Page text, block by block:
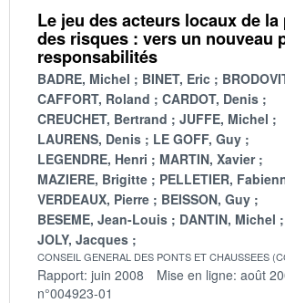
Le jeu des acteurs locaux de
des risques : vers un nouveau
responsabilités
BADRE, Michel BINET, Eric
CAFFORT, Roland
CARDOT, Denis
CREUCHET, Bertrand
JUFFE, Michel
LAURENS, Denis
LE GOFF, Guy
LEGENDRE, Henri
MARTIN, Xavier
MAZIERE, Brigitte
PELLETIER,
VERDEAUX, Pierre
BEISSON, Guy
BESEME, Jean-Louis
DANTIN, Michel
JOLY, Jacques
CONSEIL GENERAL DES PONTS ET CHAUSSEES
Rapport: juin 2008 Mise en ligne: août
n°004923-01